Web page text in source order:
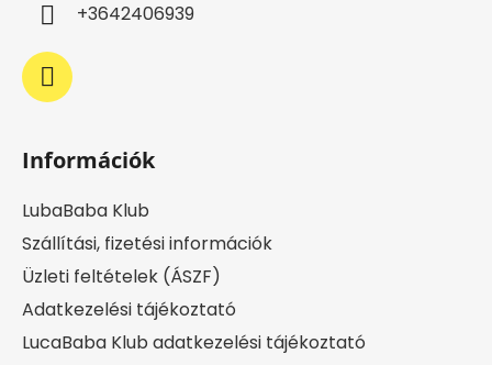
+3642406939
Információk
LubaBaba Klub
Szállítási, fizetési információk
Üzleti feltételek (ÁSZF)
Adatkezelési tájékoztató
LucaBaba Klub adatkezelési tájékoztató